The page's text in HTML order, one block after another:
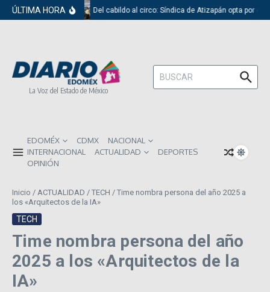
Saltar al contenido
ÚLTIMA HORA Del cabildo al circo: Síndica de Atizapán opta por el
La Voz del Estado de México
Buscar:
EDOMÉX CDMX
NACIONAL
INTERNACIONAL
ACTUALIDAD
DEPORTES
OPINIÓN
Inicio / ACTUALIDAD / TECH / Time nombra persona del año 2025 a
los «Arquitectos de la IA»
TECH
Time nombra persona del año
2025 a los «Arquitectos de la
IA»